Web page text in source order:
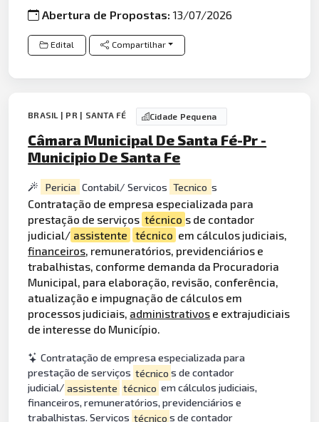
Abertura de Propostas:13/07/2026
Edital Compartilhar
BRASIL | PR | SANTA FÉ Cidade Pequena
Câmara Municipal De Santa Fé-Pr -
Municipio De Santa Fe
Pericia Contabil/ Servicos Tecnico s
Contratação de empresa especializada para
prestação de serviços técnico s de contador
judicial/ assistente técnico em cálculos judiciais,
financeiros, remuneratórios, previdenciários e
trabalhistas, conforme demanda da Procuradoria
Municipal, para elaboração, revisão, conferência,
atualização e impugnação de cálculos em
processos judiciais, administrativos e extrajudiciais
de interesse do Município.
Contratação de empresa especializada para
prestação de serviços técnico s de contador
judicial/ assistente técnico em cálculos judiciais,
financeiros, remuneratórios, previdenciários e
trabalhistas. Serviços técnico s de contador